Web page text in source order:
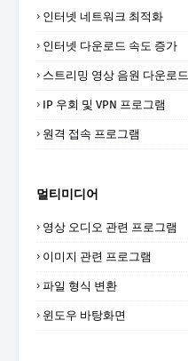
인터넷 네트워크 최적화
인터넷 다운로드 속도 증가
스트리밍 영상 음원 다운로드
IP 우회 및 VPN 프로그램
원격 접속 프로그램
멀티미디어
영상 오디오 관련 프로그램
이미지 관련 프로그램
파일 형식 변환
윈도우 바탕화면